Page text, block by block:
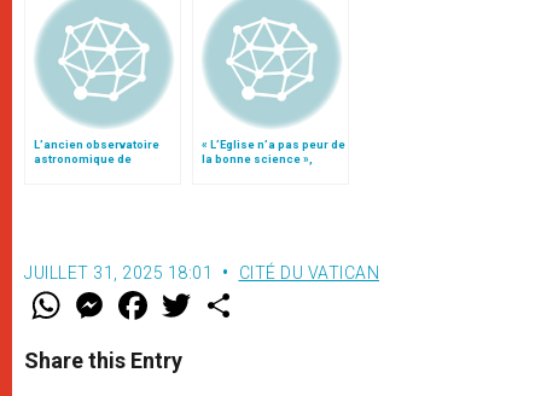
L’ancien observatoire
astronomique de
« L’Eglise n’a pas peur de
la bonne science »,
JUILLET 31, 2025 18:01 CITÉ DU VATICAN
W
t
s
M
e
s
e
F
a
e
b
w
Share this Entry